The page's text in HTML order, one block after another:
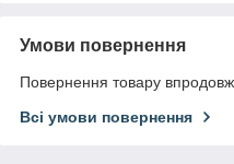
Умови повернення
Повернення товару
Всі умови повернення